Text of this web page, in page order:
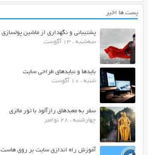
پست ها اخیر
پشتیبانی و نگهداری از ماشین پولسازی
سه‌شنبه ، 13 آگوست
بایدها و نبایدهای طراحی سایت
شنبه ، 10 آگوست
سفر به معبدهای رازآلود با تور مالزی
چهارشنبه ، 28 نوامبر
آموزش راه اندازی سایت بر روی هاست